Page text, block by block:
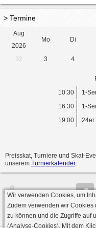
> Termine
Aug
2026
Mo Di
32 3 4
10:30
1-
16:30
1-
19:00
24er
Preisskat, Turniere und Skat-
unserem Turnierkalender.
Wir verwenden Cookies, um
Zudem verwenden wir
zu können und die Zugriffe auf
(Analyse-Cookies). Mit dem